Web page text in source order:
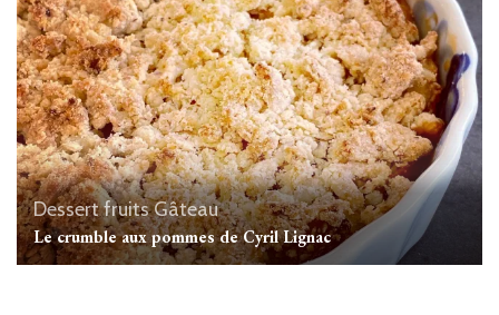
DessertfruitsGâteau
Le crumble aux pommes de Cyril Lignac